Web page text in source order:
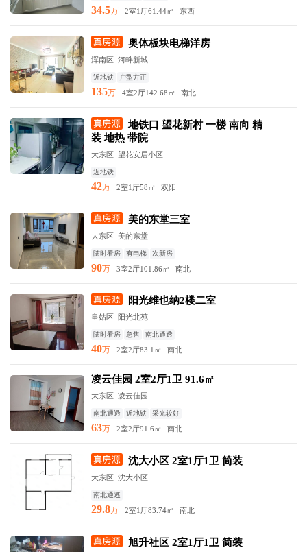
34.5万 2室1厅61.44㎡ 东西
奥体板块电梯洋房
浑南区 河畔新城
近地铁 户型方正
135万 4室2厅142.68㎡ 南北
地铁口 望花新村 一楼 南向 精
装 地热 带院
大东区 望花安居小区
近地铁
42万 2室1厅58㎡ 双阳
美的东堂三室
大东区 美的东堂
随时看房 有电梯 次新房
90万 3室2厅101.86㎡ 南北
阳光维也纳2楼二室
皇姑区 阳光北苑
随时看房 急售 南北通透
40万 2室2厅83.1㎡ 南北
凌云佳园 2室2厅1卫 91.6㎡
大东区 凌云佳园
南北通透 近地铁 采光较好
63万 2室2厅91.6㎡ 南北
沈大小区 2室1厅1卫 简装
大东区 沈大小区
南北通透
29.8万 2室1厅83.74㎡ 南北
旭升社区 2室1厅1卫 简装